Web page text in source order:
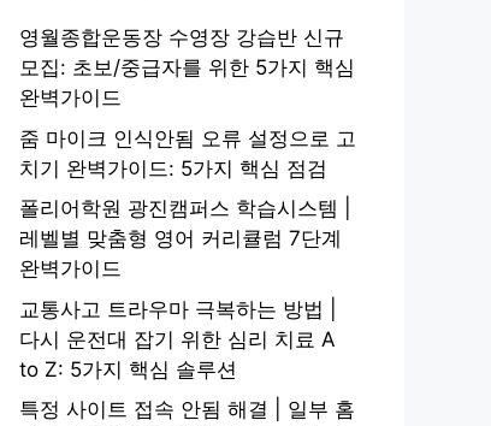
영월종합운동장 수영장 강습반 신규
모집: 초보/중급자를 위한 5가지 핵심
완벽가이드
줌 마이크 인식안됨 오류 설정으로 고
치기 완벽가이드: 5가지 핵심 점검
폴리어학원 광진캠퍼스 학습시스템 |
레벨별 맞춤형 영어 커리큘럼 7단계
완벽가이드
교통사고 트라우마 극복하는 방법 |
다시 운전대 잡기 위한 심리 치료 A
to Z: 5가지 핵심 솔루션
특정 사이트 접속 안됨 해결 | 일부 홈